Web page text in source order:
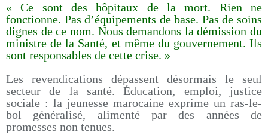
« Ce sont des hôpitaux de la mort. Rien ne
fonctionne. Pas d’équipements de base. Pas de soins
dignes de ce nom. Nous demandons la démission du
ministre de la Santé, et même du gouvernement. Ils
sont responsables de cette crise. »
Les revendications dépassent désormais le seul
secteur de la santé. Éducation, emploi, justice
sociale : la jeunesse marocaine exprime un ras-le-
bol généralisé, alimenté par des années de
promesses non tenues.